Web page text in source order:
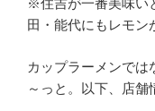
※住吉が一番美味い
田・能代にもレモン
カップラーメンでは
～っと。以下、店舗